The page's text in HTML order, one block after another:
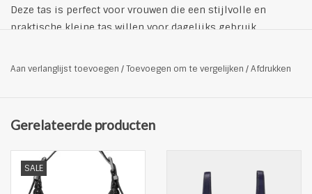
Deze tas is perfect voor vrouwen die een stijlvolle en
praktische kleine tas willen voor dagelijks gebruik.
Buitenkant afgewerkt met metalen logo en 116 gaatjes.
Afneembare schouderriem
Twee handvatten
Ritssluiting
Klein handvat aan één kant
Aan verlanglijst toevoegen /Toevoegen om te vergelijken /Afdrukken
Gerelateerde producten
SALE